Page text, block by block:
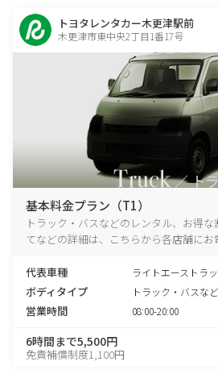
トヨタレンタカー木更津駅前
木更津市東中央2丁目1番17号
基本料金プラン（T1）
トラック・バスなどのレンタル、お得
てなどの詳細は、こちらから各店舗にお
代表車種 ライトエーストラ
ボディタイプ トラック・バスなど
営業時間 08:00-20:00
6時間まで5,500円
免責補償制度1,100円